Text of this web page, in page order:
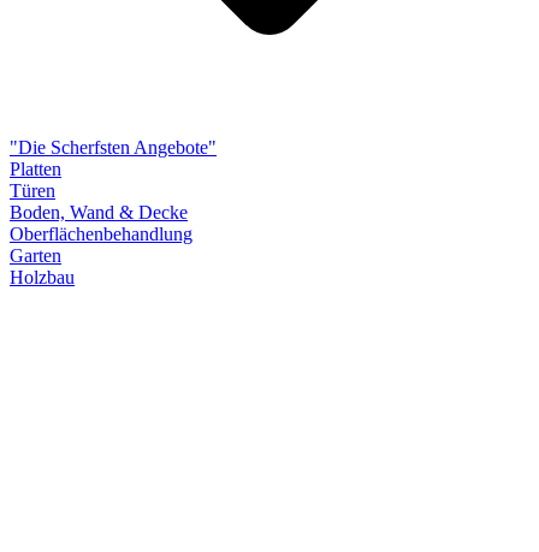
"Die Scherfsten Angebote"
Platten
Türen
Boden, Wand & Decke
Oberflächenbehandlung
Garten
Holzbau